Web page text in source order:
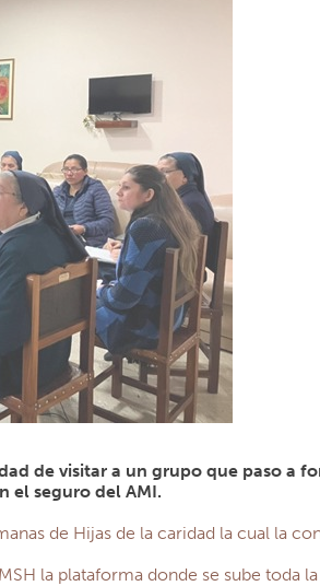
de visitar a un grupo que paso a
el seguro del AMI.
de Hijas de la caridad la cual la
la plataforma donde se sube toda